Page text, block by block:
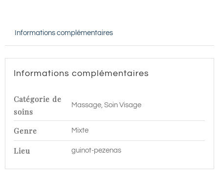
90
min
Pezenas
Informations complémentaires
Informations complémentaires
Catégorie de
soins
Massage, Soin Visage
Genre Mixte
Lieu guinot-pezenas